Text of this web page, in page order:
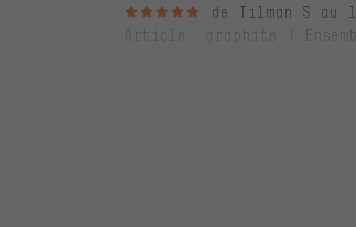
5 sur 5 étoilesde Tilman S. au
Article
: graphite |
hatte leider immer